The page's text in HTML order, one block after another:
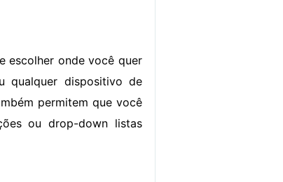
escolher onde você quer
qualquer dispositivo de
permitem que você
ou drop-down listas